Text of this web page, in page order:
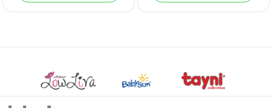
KARIŞIK KARIŞIK